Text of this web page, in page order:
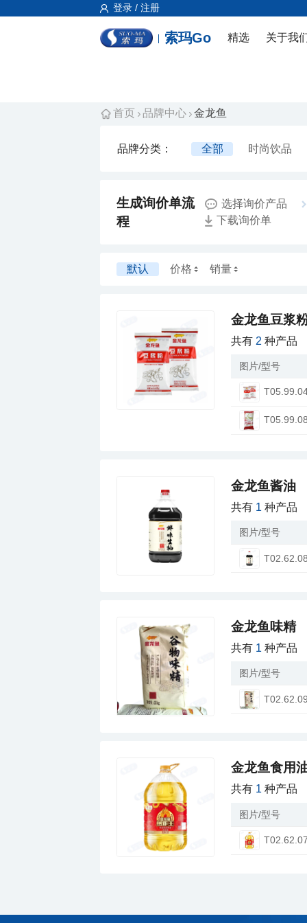
登录 / 注册
索玛Go 精选 关于我
首页 品牌中心 金龙鱼
品牌分类： 全部 时尚饮品
程
选择询价产品
下载询价单
默认 价格 销量
金龙鱼豆浆
共有 2 种产品
图片/型号
金龙鱼酱油
共有 1 种产品
图片/型号
金龙鱼味精
共有 1 种产品
图片/型号
金龙鱼食用
共有 1 种产品
图片/型号